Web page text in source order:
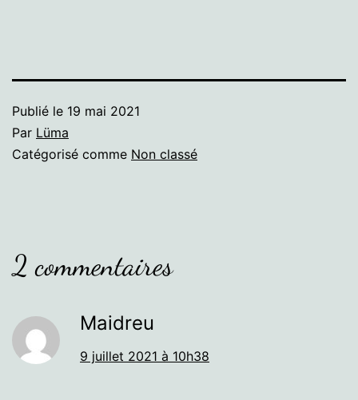
Publié le 19 mai 2021
Par Lüma
Catégorisé comme Non classé
2 commentaires
Maidreu
9 juillet 2021 à 10h38